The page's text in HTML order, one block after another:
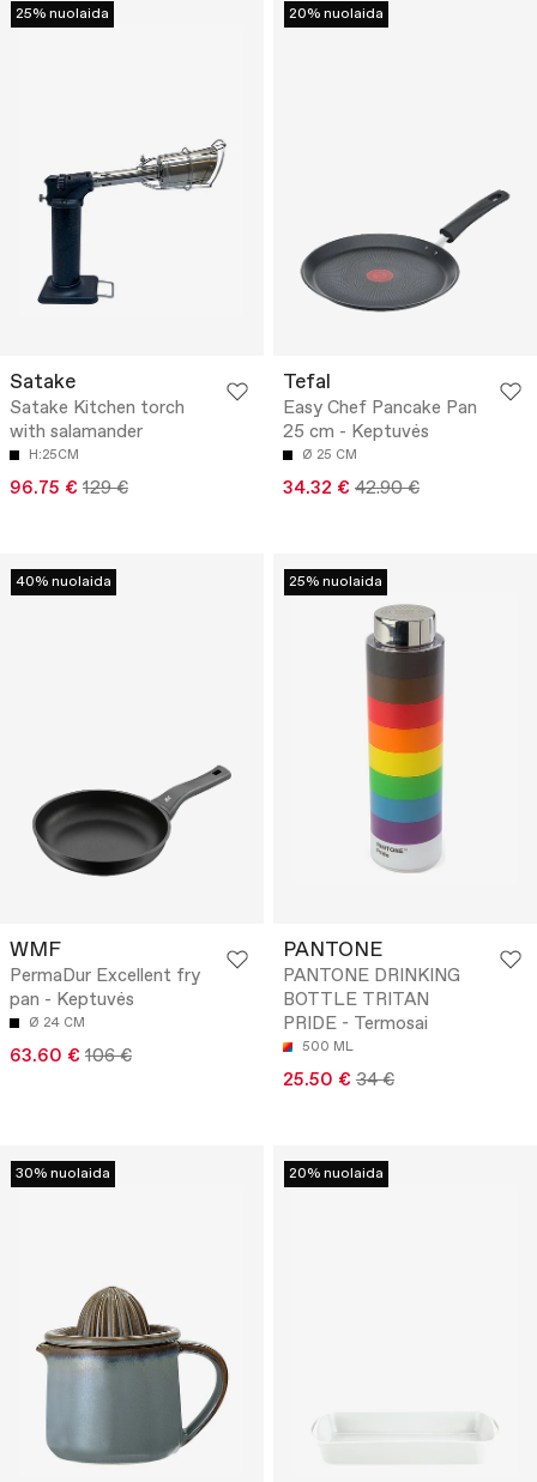
25% nuolaida
Satake
Satake Kitchen torch
with salamander
H:25CM
96.75 € 129 €
20% nuolaida
Tefal
Easy Chef Pancake Pan
25 cm - Keptuvės
Ø 25 CM
34.32 € 42.90 €
40% nuolaida
WMF
PermaDur Excellent fry
pan - Keptuvės
Ø 24 CM
63.60 € 106 €
25% nuolaida
PANTONE
PANTONE DRINKING
BOTTLE TRITAN
PRIDE - Termosai
500 ML
25.50 € 34 €
30% nuolaida 20% nuolaida